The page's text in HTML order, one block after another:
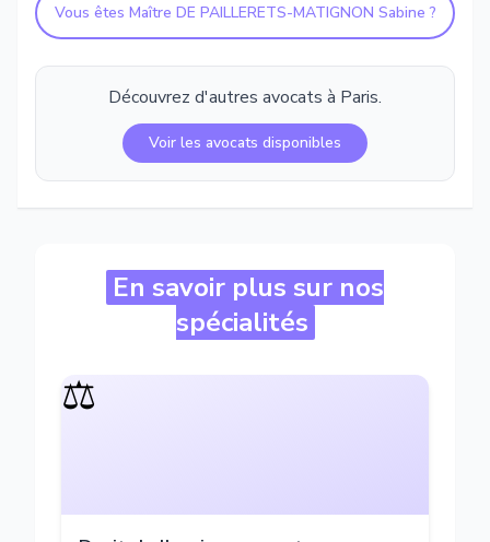
Vous êtes Maître DE PAILLERETS-MATIGNON Sabine ?
Découvrez d'autres avocats à Paris.
Voir les avocats disponibles
En savoir plus sur nos
spécialités
⚖️